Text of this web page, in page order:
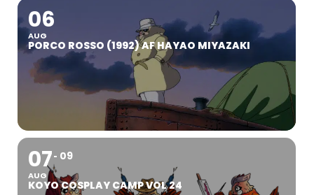
06
AUG
PORCO ROSSO (1992) AF HAYAO MIYAZAKI
07
AUG
09
KOYO COSPLAY CAMP VOL 24